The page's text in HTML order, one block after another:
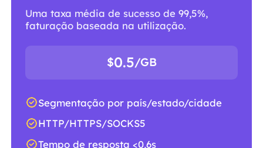
Uma taxa média de sucesso de 99,5%,
faturação baseada na utilização.
$0.5/GB
Segmentação por país/estado/cidade
HTTP/HTTPS/SOCKS5
Tempo de resposta <0,6s